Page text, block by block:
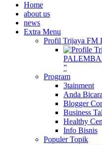
Home
about us
news
Extra Menu
Profil Trijaya FM
”
Program
3tainment
Anda Bicara
Blogger
Business
Healthy
Info Bisnis
Populer Topik